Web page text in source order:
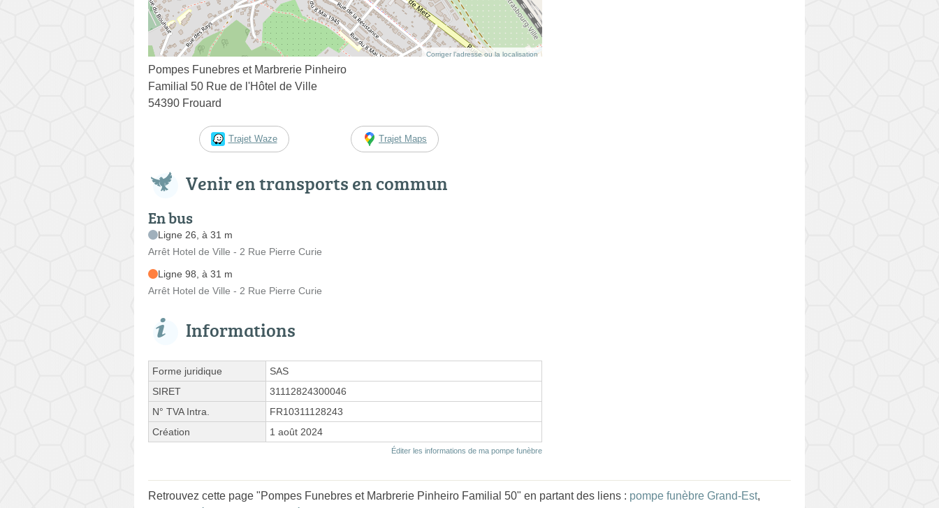
Corriger l’adresse ou la localisation
Pompes Funebres et Marbrerie Pinheiro
️Familial️ 50 Rue de l'Hôtel de Ville
54390 Frouard
Trajet Waze Trajet Maps
Venir en transports en commun
En bus
Ligne 26, à 31 m
Arrêt Hotel de Ville - 2 Rue Pierre Curie
Ligne 98, à 31 m
Arrêt Hotel de Ville - 2 Rue Pierre Curie
Informations
Forme juridique
SAS
SIRET
31112824300046
N° TVA Intra.
FR10311128243
Création
1 août 2024
Éditer les informations de ma pompe funèbre
Retrouvez cette page "Pompes Funebres et Marbrerie Pinheiro ️Familial️ 50" en partant des liens : pompe funèbre Grand-Est,